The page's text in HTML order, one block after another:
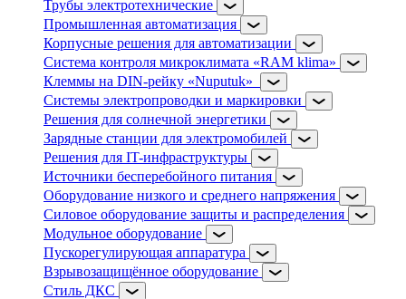
Трубы электротехнические
Промышленная автоматизация
Корпусные решения для автоматизации
Система контроля микроклимата «RAM klima»
Клеммы на DIN-рейку «Nuputuk»
Системы электропроводки и маркировки
Решения для солнечной энергетики
Зарядные станции для электромобилей
Решения для IT-инфраструктуры
Источники бесперебойного питания
Оборудование низкого и среднего напряжения
Силовое оборудование защиты и распределения
Модульное оборудование
Пускорегулирующая аппаратура
Взрывозащищённое оборудование
Стиль ДКС